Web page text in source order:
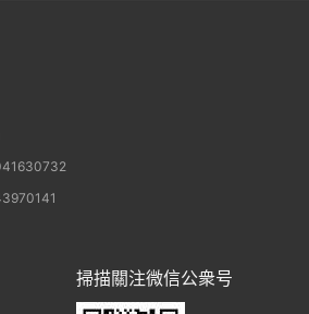
掃描關注微信公衆号